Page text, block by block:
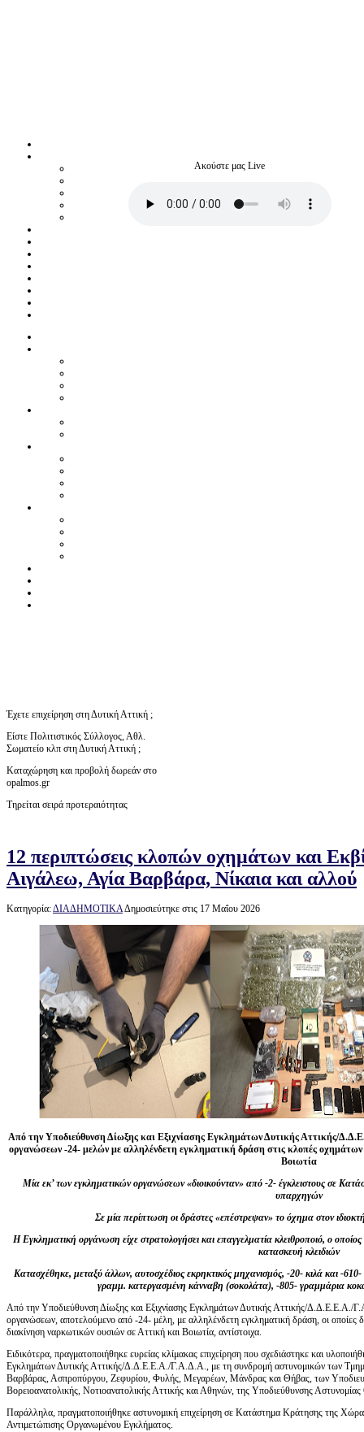
Ακούστε μας Live
Έχετε επιχείρηση στη Δυτική Αττική ;
Είστε Πολιτιστικός Σύλλογος, Αθλ.
Σωματείο κλπ στη Δυτική Αττική ;
Καταχώρηση και προβολή δωρεάν στο
opalmos.gr
Τηρείται σειρά προτεραιότητας
12 περιπτώσεις κλοπών οχημάτων και
Αιγάλεω, Αγία Βαρβάρα, Νίκαια και αλλού
Κατηγορία:ΔΙΑΔΗΜΟΤΙΚΑΔημοσιεύτηκε στις 17 Μαΐου 2026
Από την Υποδιεύθυνση Δίωξης και Εξιχνίασης Εγκλημάτων Δυτικής Αττικής/
οργανώσεων -24- μελών με αλληλένδετη εγκληματική δράση στις κλοπές
Βοιωτία
Μία εκ’ των εγκληματικών οργανώσεων «διοικούνταν» από -2- έγκλειστους σε
υπαρχηγών
Σε μία περίπτωση οι δράστες «επέστρεψαν» το όχημα στον
Η Εγκληματική οργάνωση είχε στρατολογήσει και επαγγελματία κλειθροποιό, ο οποίος
κατασκευή κλειδιών
Κατασχέθηκε, μεταξύ άλλων, αυτοσχέδιος εκρηκτικός μηχανισμός, -20- κιλά και -
γραμμ. κατεργασμένη κάνναβη (σοκολάτα), -805- γραμμάρια
Από την Υποδιεύθυνση Δίωξης και Εξιχνίασης Εγκλημάτων Δυτικής Αττικής/Δ.Δ.Ε.Ε.Α./
οργανώσεων, αποτελούμενο από -24- μέλη, με αλληλένδετη εγκληματική δράση, οι οποίες
διακίνηση ναρκωτικών ουσιών σε Αττική και Βοιωτία, αντίστοιχα.
Ειδικότερα, πραγματοποιήθηκε ευρείας κλίμακας επιχείρηση που σχεδιάστηκε και
Εγκλημάτων Δυτικής Αττικής/Δ.Δ.Ε.Ε.Α./Γ.Α.Δ.Α., με τη συνδρομή αστυνομικών των
Βαρβάρας, Ασπροπύργου, Ζεφυρίου, Φυλής, Μεγαρέων, Μάνδρας και Θήβας, των
Βορειοανατολικής, Νοτιοανατολικής Αττικής και Αθηνών, της Υποδιεύθυνσης
Παράλληλα, πραγματοποιήθηκε αστυνομική επιχείρηση σε Κατάστημα Κράτησης της
Αντιμετώπισης Οργανωμένου Εγκλήματος.